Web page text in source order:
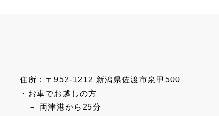
住所：〒952-1212 新潟県佐渡市泉甲500
・お車でお越しの方
－ 両津港から25分